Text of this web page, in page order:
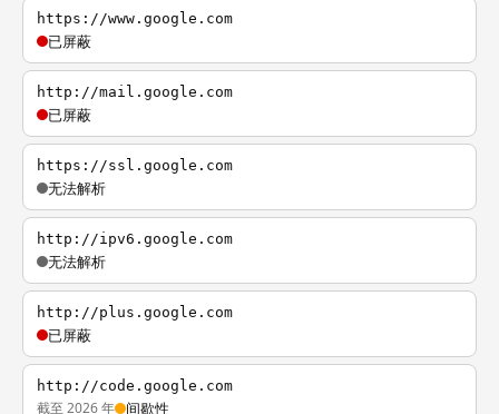
https://www.google.com
已屏蔽
http://mail.google.com
已屏蔽
https://ssl.google.com
无法解析
http://ipv6.google.com
无法解析
http://plus.google.com
已屏蔽
http://code.google.com
截至 2026 年 间歇性